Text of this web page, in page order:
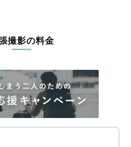
ラマンが全国47都道府県に在籍してい
を活かし、思い出に残る素敵な撮影体
を美しく仕上げます
で写真の明るさや色合いを丁寧に調
つも、おしゃれで洗練された仕上がり
撮ってほしかった！」と思える一枚に
ラフの
撮影の料金